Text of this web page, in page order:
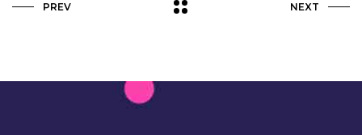
PREV NEXT